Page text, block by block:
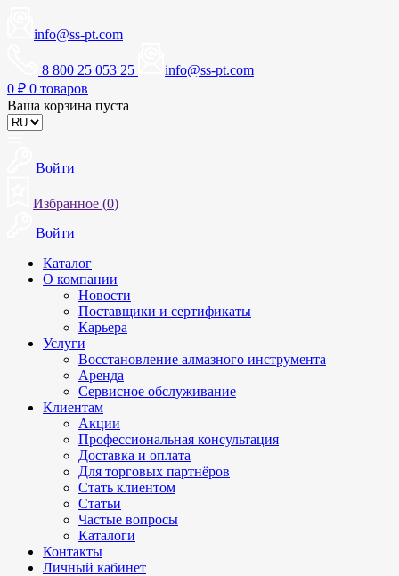
info@ss-pt.com
8 800 25 053 25
info@ss-pt.com
0 ₽ 0 товаров
Ваша корзина пуста
Войти
Избранное (0)
Войти
Каталог
О компании
Новости
Поставщики и сертификаты
Карьера
Услуги
Восстановление алмазного инструмента
Аренда
Сервисное обслуживание
Клиентам
Акции
Профессиональная консультация
Доставка и оплата
Для торговых партнёров
Стать клиентом
Статьи
Частые вопросы
Каталоги
Контакты
Личный кабинет